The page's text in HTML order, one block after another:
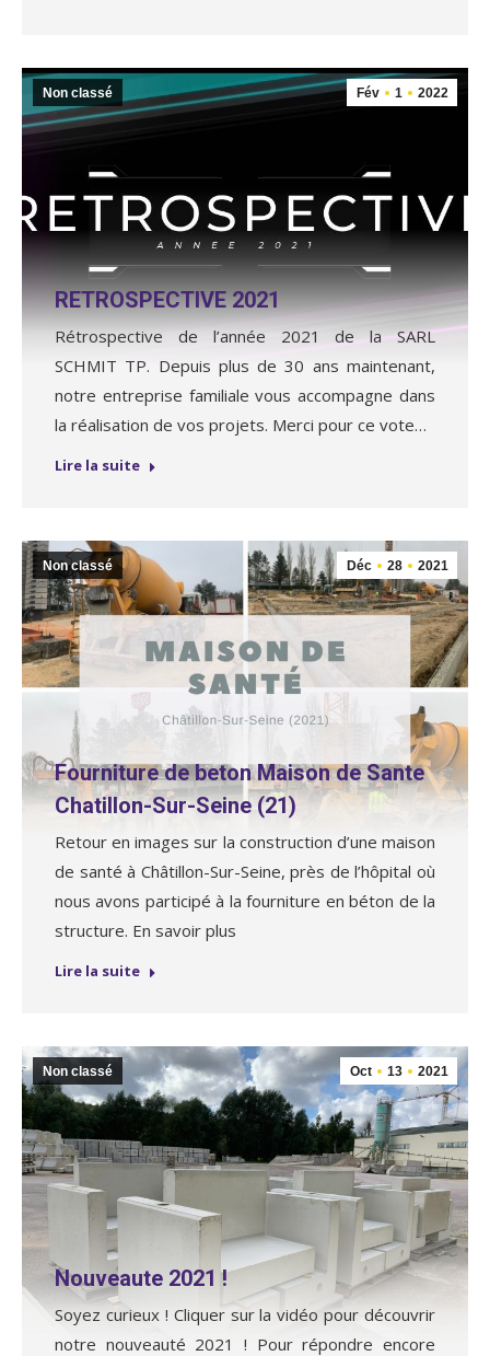
Fév 1 2022
Non classé
RETROSPECTIVE 2021
Rétrospective de l’année 2021 de la SARL
SCHMIT TP. Depuis plus de 30 ans maintenant,
notre entreprise familiale vous accompagne dans
la réalisation de vos projets. Merci pour ce vote…
Lire la suite
Déc 28 2021
Non classé
Fourniture de beton Maison de Sante
Chatillon-Sur-Seine (21)
Retour en images sur la construction d’une maison
de santé à Châtillon-Sur-Seine, près de l’hôpital où
nous avons participé à la fourniture en béton de la
structure. En savoir plus
Lire la suite
Oct 13 2021
Non classé
Nouveaute 2021 !
Soyez curieux ! Cliquer sur la vidéo pour découvrir
notre nouveauté 2021 ! Pour répondre encore